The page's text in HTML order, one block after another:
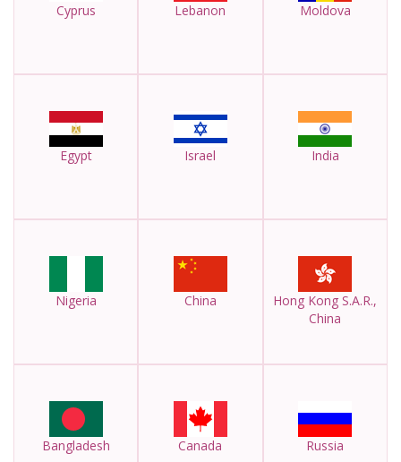
Cyprus Lebanon Moldova
Egypt Israel India
Nigeria China
Hong Kong S.A.R.,
China
Bangladesh Canada Russia